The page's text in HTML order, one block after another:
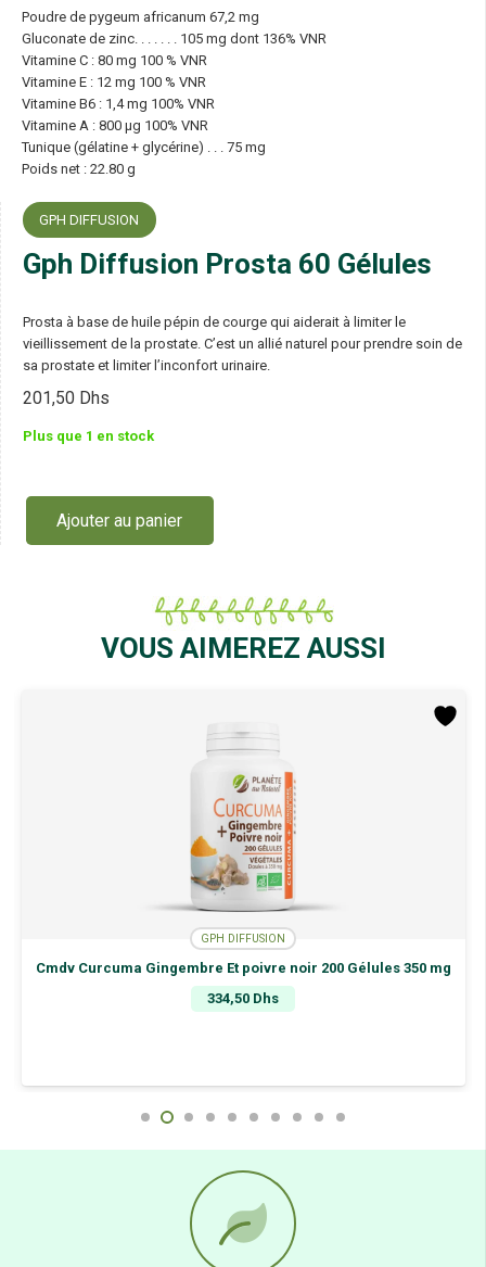
Poudre de pygeum africanum 67,2 mg
Gluconate de zinc. . . . . . . 105 mg dont 136% VNR
Vitamine C : 80 mg 100 % VNR
Vitamine E : 12 mg 100 % VNR
Vitamine B6 : 1,4 mg 100% VNR
Vitamine A : 800 μg 100% VNR
Tunique (gélatine + glycérine) . . . 75 mg
Poids net : 22.80 g
GPH DIFFUSION
Gph Diffusion Prosta 60 Gélules
Prosta à base de huile pépin de courge qui aiderait à limiter le
vieillissement de la prostate. C’est un allié naturel pour prendre soin de
sa prostate et limiter l’inconfort urinaire.
201,50 Dhs
Plus que 1 en stock
quantité
de
Ajouter au panier
VOUS AIMEREZ AUSSI
GPH DIFFUSION
Cmdv Curcuma Gingembre Et poivre noir 200 Gélules 350 mg
334,50 Dhs